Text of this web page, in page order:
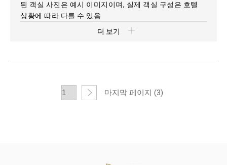
된 객실 사진은 예시 이미지이며, 실제 객실 구성은 호텔
상황에 따라 다를 수 있음
더 보기
마지막 페이지 (3)